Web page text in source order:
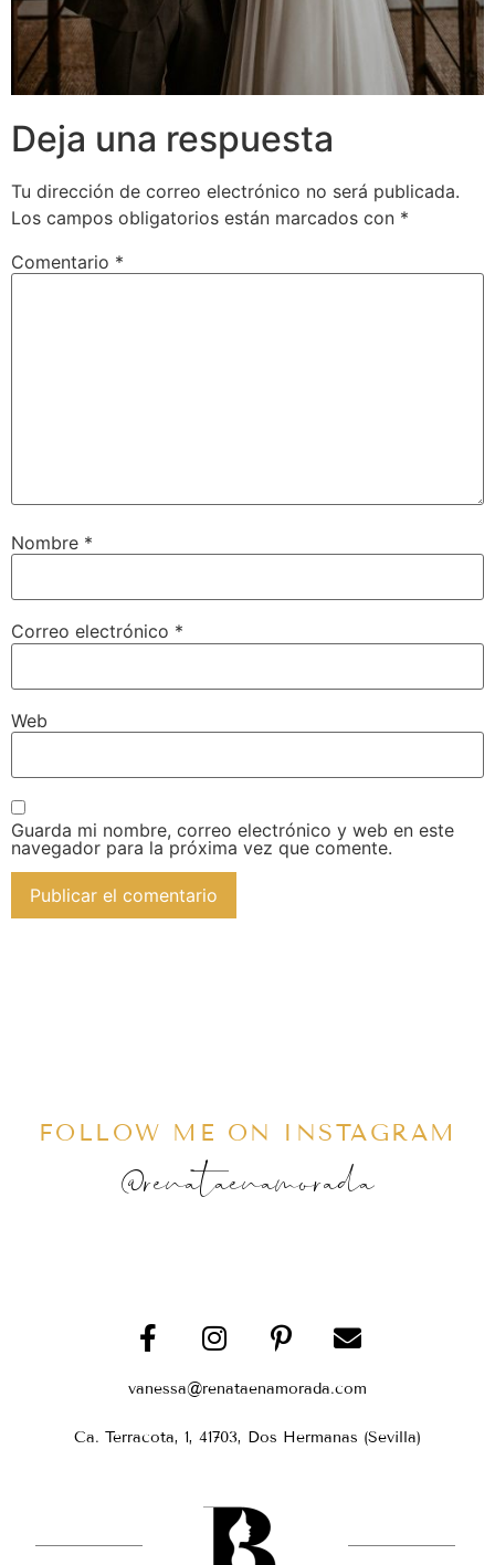
Deja una respuesta
Tu dirección de correo electrónico no será publicada.
Los campos obligatorios están marcados con *
Comentario *
Nombre *
Correo electrónico *
Web
Guarda mi nombre, correo electrónico y web en este
navegador para la próxima vez que comente.
FOLLOW ME ON INSTAGRAM
@renataenamorada
vanessa@renataenamorada.com
Ca. Terracota, 1, 41703, Dos Hermanas (Sevilla)